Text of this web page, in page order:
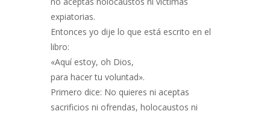
expiatorias.
Entonces yo dije lo que está escrito en el
libro:
«Aquí estoy, oh Dios,
para hacer tu voluntad».
Primero dice: No quieres ni aceptas
sacrificios ni ofrendas, holocaustos ni